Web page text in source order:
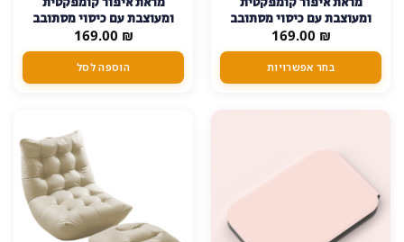
ומעוצבת עם כיסוי מסתובב
169.00 ₪
בחר אפשרויות
יש
ניתן
המוצר
ומעוצבת עם כיסוי מסתובב
360 מעלות ותאורת לילה –
כחול
169.00 ₪
הוספה לסל